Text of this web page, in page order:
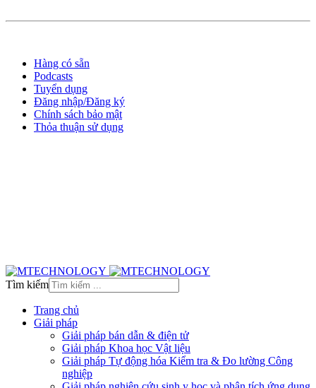
Hàng có sẵn
Podcasts
Tuyển dụng
Đăng nhập/Đăng ký
Chính sách bảo mật
Thỏa thuận sử dụng
Tìm kiếm
Trang chủ
Giải pháp
Giải pháp bán dẫn & điện tử
Giải pháp Khoa học Vật liệu
Giải pháp Tự động hóa Kiểm tra & Đo lường Công
nghiệp